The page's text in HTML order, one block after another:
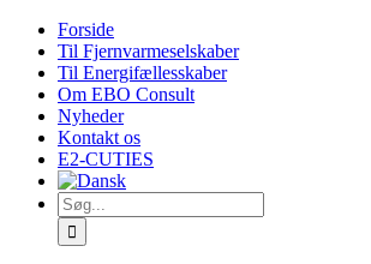
Skip
content
Forside
Til Fjernvarmeselskaber
Til Energifællesskaber
Om EBO Consult
Nyheder
Kontakt os
E2-CUTIES
Søg
efter: